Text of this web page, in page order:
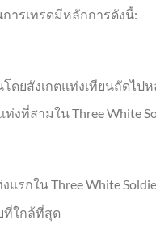
การเทรดมีหลักการดังนี้:
ยสังเกตแท่งเทียนถัดไปห
งที่สามใน Three White
แรกใน Three White
ที่ใกล้ที่สุด